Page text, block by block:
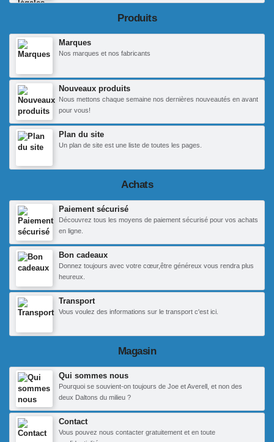
Produits
Marques
Nos marques et nos fabricants
Nouveaux produits
Nous mettons chaque semaine nos dernières nouveautés en avant
pour vous!
Plan du site
Un plan de site est une liste de toutes les pages.
Achats
Paiement sécurisé
Découvrez tous les moyens de paiement sécurisé pour vos achats
en ligne.
Bon cadeaux
Donnez toujours avec votre cœur,être généreux vous rendra plus
heureux.
Transport
Vous voulez des informations sur le transport c'est ici.
Magasin
Qui sommes nous
Pourquoi se souvient-on toujours de Joe et Averell, et non des
deux Daltons du milieu ?
Contact
Vous pouvez nous contacter gratuitement et en toute